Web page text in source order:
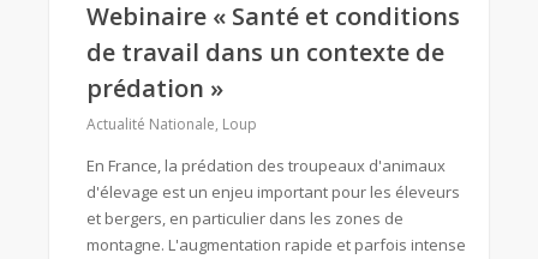
Webinaire « Santé et conditions
de travail dans un contexte de
prédation »
Actualité Nationale, Loup
En France, la prédation des troupeaux d'animaux
d'élevage est un enjeu important pour les éleveurs
et bergers, en particulier dans les zones de
montagne. L'augmentation rapide et parfois intense